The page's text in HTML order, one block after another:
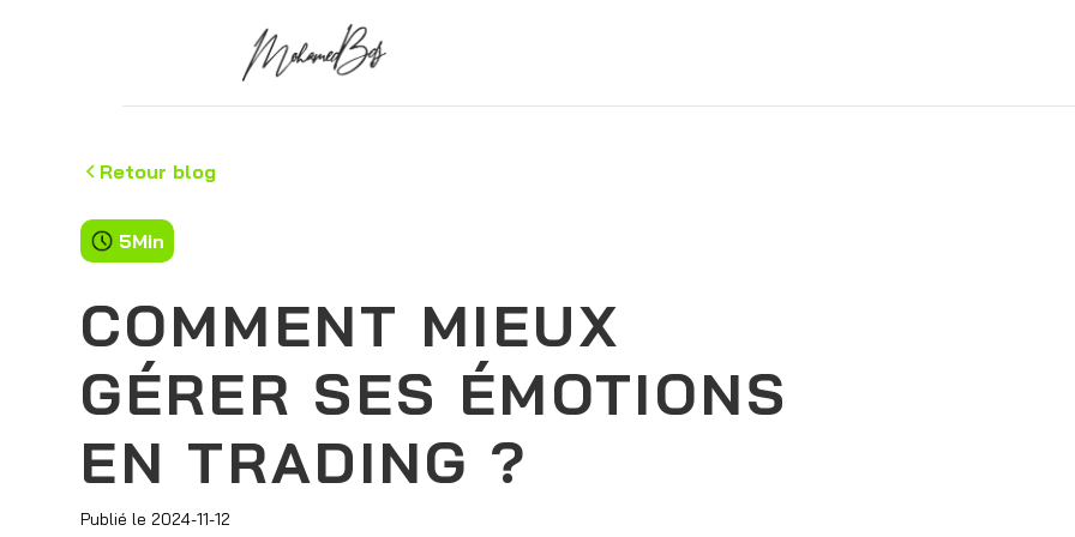
Retour blog
5Min
COMMENT MIEUX
GÉRER SES ÉMOTIONS
EN TRADING ?
Publié le 2024-11-12